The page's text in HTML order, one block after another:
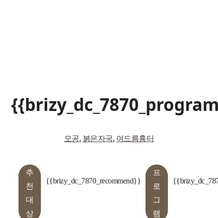
모공, 붉은자국, 여드름흉터
추
천
대
상
{{brizy_dc_7870_recommend}}
프
로
그
램